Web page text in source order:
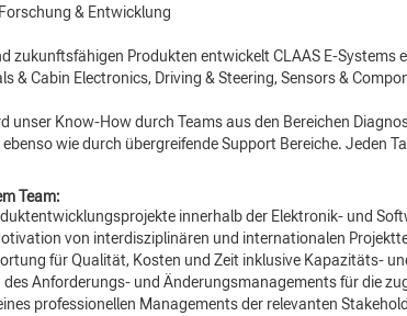
Forschung & Entwicklung
zukunftsfähigen Produkten entwickelt CLAAS E-
& Cabin Electronics, Driving & Steering, Sensors &
unser Know-How durch Teams aus den Bereichen
wie durch übergreifende Support Bereiche. Jeden
Team:
innerhalb der Elektronik- und
von interdisziplinären und internationalen
für Qualität, Kosten und Zeit inklusive Kapazitäts-
Anforderungs- und Änderungsmanagements für die
professionellen Managements der relevanten